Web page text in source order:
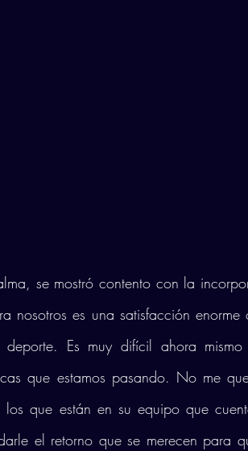
se mostró contento con la
nosotros es una satisfacción
Es muy difícil ahora
que estamos pasando. No me
que están en su equipo que
el retorno que se merecen para